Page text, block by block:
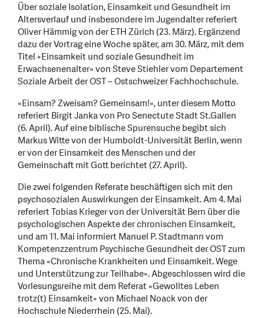
Über soziale Isolation, Einsamkeit und Gesundheit im
Altersverlauf und insbesondere im Jugendalter referiert
Oliver Hämmig von der ETH Zürich (23. März). Ergänzend
dazu der Vortrag eine Woche später, am 30. März, mit dem
Titel «Einsamkeit und soziale Gesundheit im
Erwachsenenalter» von Steve Stiehler vom Departement
Soziale Arbeit der OST – Ostschweizer Fachhochschule.
«Einsam? Zweisam? Gemeinsam!», unter diesem Motto
referiert Birgit Janka von Pro Senectute Stadt St.Gallen
(6. April). Auf eine biblische Spurensuche begibt sich
Markus Witte von der Humboldt-Universität Berlin, wenn
er von der Einsamkeit des Menschen und der
Gemeinschaft mit Gott berichtet (27. April).
Die zwei folgenden Referate beschäftigen sich mit den
psychosozialen Auswirkungen der Einsamkeit. Am 4. Mai
referiert Tobias Krieger von der Universität Bern über die
psychologischen Aspekte der chronischen Einsamkeit,
und am 11. Mai informiert Manuel P. Stadtmann vom
Kompetenzzentrum Psychische Gesundheit der OST zum
Thema «Chronische Krankheiten und Einsamkeit. Wege
und Unterstützung zur Teilhabe». Abgeschlossen wird die
Vorlesungsreihe mit dem Referat «Gewolltes Leben
trotz(t) Einsamkeit» von Michael Noack von der
Hochschule Niederrhein (25. Mai).